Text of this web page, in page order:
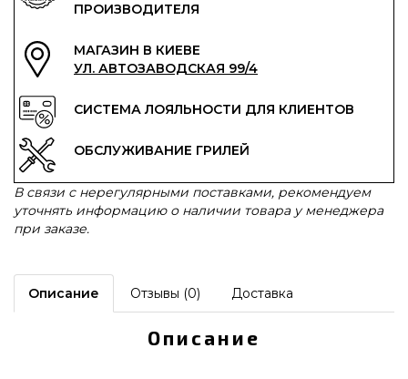
ПРОИЗВОДИТЕЛЯ
МАГАЗИН В КИЕВЕ
УЛ. АВТОЗАВОДСКАЯ 99/4
СИСТЕМА ЛОЯЛЬНОСТИ ДЛЯ КЛИЕНТОВ
ОБСЛУЖИВАНИЕ ГРИЛЕЙ
В связи с нерегулярными поставками, рекомендуем
уточнять информацию о наличии товара у менеджера
при заказе.
Описание Отзывы (0) Доставка
Описание